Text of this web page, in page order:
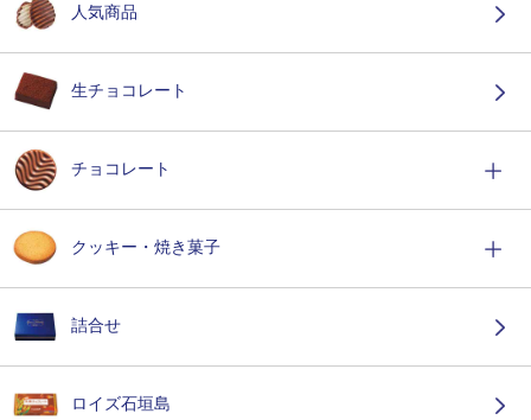
人気商品
生チョコレート
チョコレート
クッキー・焼き菓子
詰合せ
ロイズ石垣島